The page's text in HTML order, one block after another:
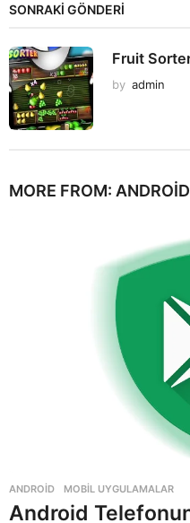
SONRAKİ GÖNDERİ
Fruit
by admin
MORE FROM: ANDROID
ANDROID ,MOBIL UYGULAMALAR
Android